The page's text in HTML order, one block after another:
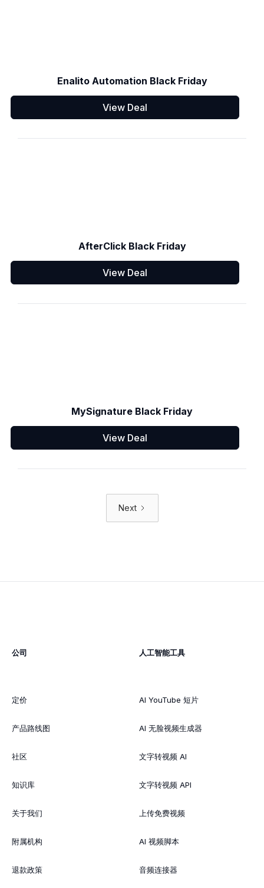
Enalito Automation Black Friday
View Deal
AfterClick Black Friday
View Deal
MySignature Black Friday
View Deal
Next
公司
定价
产品路线图
社区
知识库
关于我们
附属机构
退款政策
人工智能工具
AI YouTube 短片
AI 无脸视频生成器
文字转视频 AI
文字转视频 API
上传免费视频
AI 视频脚本
音频连接器